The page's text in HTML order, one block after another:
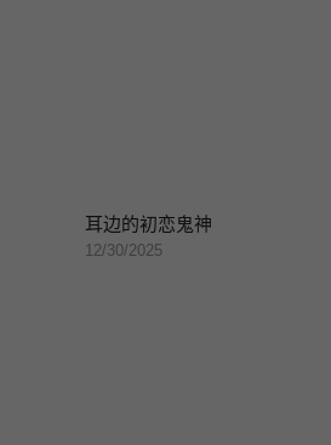
耳边的初恋鬼神
12/30/2025